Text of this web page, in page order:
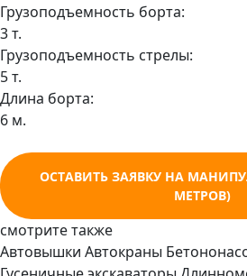
Грузоподъемность борта:
3 т.
Грузоподъемность стрелы:
5 т.
Длина борта:
6 м.
ОСТАВИТЬ ЗАЯВКУ НА
МЕТРОВ)
смотрите также
Автовышки Автокраны